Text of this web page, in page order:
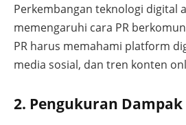
Perkembangan teknologi digital
memengaruhi cara PR
PR harus memahami platform
media sosial, dan tren konten
2. Pengukuran Dampak